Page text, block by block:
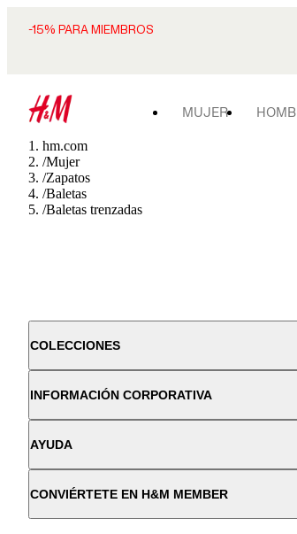
-15% PARA MIEMBROS
MUJER
hm.com
/Mujer
/Zapatos
/Baletas
/Baletas trenzadas
COLECCIONES
INFORMACIÓN CORPORATIVA
AYUDA
CONVIÉRTETE EN H&M MEMBER